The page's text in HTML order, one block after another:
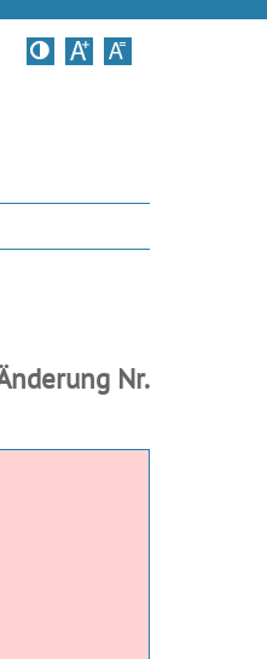
Kontrastversion
Nr.